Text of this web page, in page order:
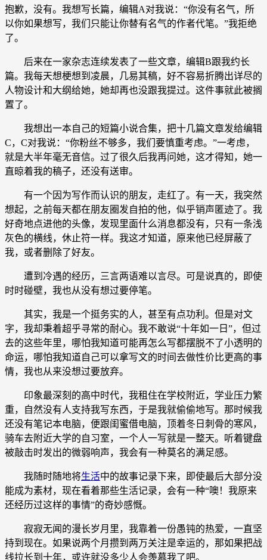
抱歉，没有。我想写长篇，编辑A对我说：“你没有名气，所
以你如果想写，我们只能让你替有名气的作者代笔。”我拒绝
了。
后来在一家杂志连续发表了一些文章，编辑B跟我约长
篇。我每天想梗想到凌晨，几易其稿，好不容易折腾出详尽的
人物设计和大纲给她，她却再也没跟我提过。这件事就此被搁
置了。
我想出一本自己的短篇小说合集，把十几篇文章发给编辑
C，C对我说：“你粉丝不够多，我们要慎重考虑。”一考虑，
就是大半年毫无音信。过了很久后我再问她，这才得知，她一
直晾着我的稿子，还没有送审。
有一个因为写作而认识的朋友，走红了。有一天，我突然
想起，之前每天都在朋友圈发自拍的他，似乎销声匿迹了。我
好奇地点进他的头像，发现里面什么消息都没有，只有一条浅
灰色的横线，休止符一样。我这才知道，原来他已经屏蔽了
我，或者删除了好友。
遭到冷遇的经历，三言两语难以言尽。可是说真的，即使
时时碰壁，我也从没有想过要停笔。
其实，我是一个挺务实的人，甚至有点功利。但是对文
字，我却秉着超乎寻常的耐心。我不敢说“十年如一日”，但过
去的这些年里，哪怕我知道可能再怎么写都摆脱不了小透明的
命运，哪怕我知道自己可以拿写文的时间去做性价比更高的事
情，我也从来没想过要放弃。
印象最深刻的高中时代，我租住在学校附近，学业压力繁
重，自然没有人支持我写东西，于是我就偷偷地写。那时候我
还没有笔记本电脑，便跟闺蜜借电脑，顶着冬日刺骨的寒风，
骑车去附近大学的自习室，一个人一写就是一整天。听着键盘
被敲击时发出的微弱响声，我会有一种莫名的满足感。
我随时随地将生活中的故事记录下来，即使最后大部分没
能成为素材，现在看着那些生活记录，会有一种“噢！我原来
还经历过这样的事情”的奇妙感慨。
寂寂无闻的漫长岁月里，我靠着一份愚钝的热爱，一直坚
持到现在。如果说两个月攒到两万关注是幸运的，那如果把战
线拉长到十年，或许就没多少人会羡慕我了吧。